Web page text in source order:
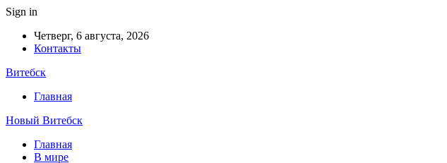
Sign in
Четверг, 6 августа, 2026
Контакты
Витебск
Главная
Новый Витебск
Главная
В мире